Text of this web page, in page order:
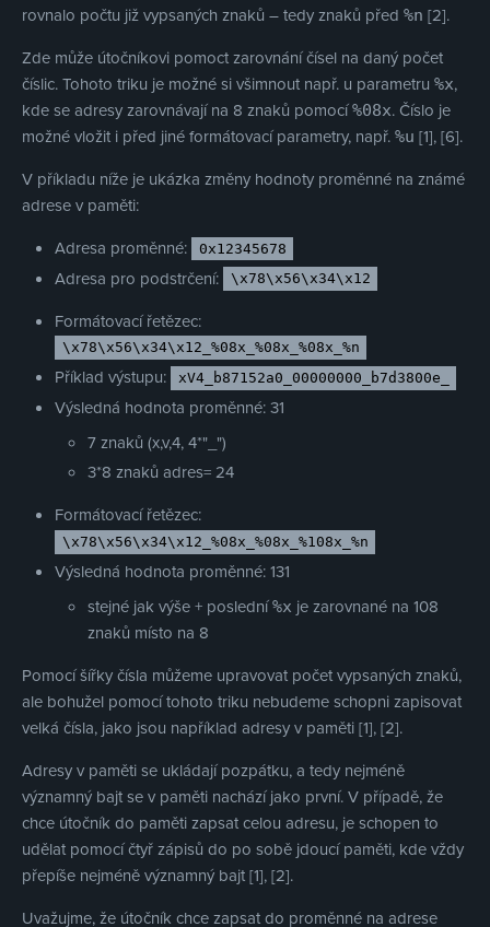
rovnalo počtu již vypsaných znaků – tedy znaků před %n [2].
Zde může útočníkovi pomoct zarovnání čísel na daný počet
číslic. Tohoto triku je možné si všimnout např. u parametru %x,
kde se adresy zarovnávají na 8 znaků pomocí%08x. Číslo je
možné vložit i před jiné formátovací parametry, např. %u [1], [6].
V příkladu níže je ukázka změny hodnoty proměnné na známé
adrese v paměti:
Adresa proměnné:
0x12345678
Adresa pro podstrčení: \x78\x56\x34\x12
Formátovací řetězec:
\x78\x56\x34\x12_%08x_%08x_%08x_%n
Příklad výstupu: xV4_b87152a0_00000000_b7d3800e_
Výsledná hodnota proměnné: 31
7 znaků (x,v,4, 4*"_")
3*8 znaků adres= 24
Formátovací řetězec:
\x78\x56\x34\x12_%08x_%08x_%108x_%n
Výsledná hodnota proměnné: 131
stejné jak výše + poslední%x je zarovnané na 108
znaků místo na 8
Pomocí šířky čísla můžeme upravovat počet vypsaných znaků,
ale bohužel pomocí tohoto triku nebudeme schopni zapisovat
velká čísla, jako jsou například adresy v paměti [1], [2].
Adresy v paměti se ukládají pozpátku, a tedy nejméně
významný bajt se v paměti nachází jako první. V případě, že
chce útočník do paměti zapsat celou adresu, je schopen to
udělat pomocí čtyř zápisů do po sobě jdoucí paměti, kde vždy
přepíše nejméně významný bajt [1], [2].
Uvažujme, že útočník chce zapsat do proměnné na adrese